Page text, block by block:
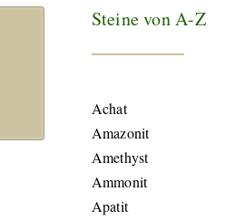
Steine von A-Z
Achat
Amazonit
Amethyst
Ammonit
Apatit